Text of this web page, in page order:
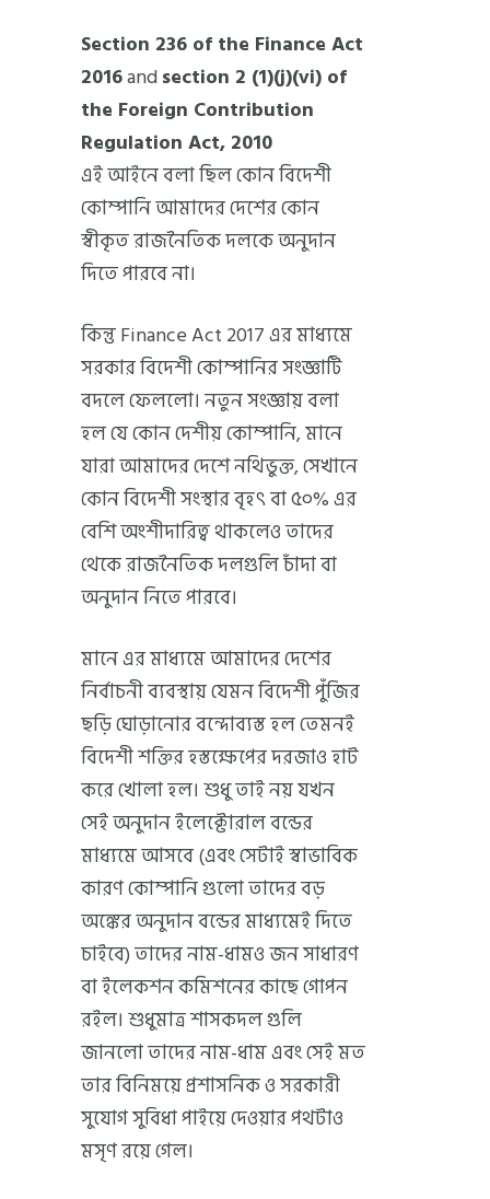
Section 236 of the Finance Act
2016andsection 2 (1)(j)(vi) of
the Foreign Contribution
Regulation Act, 2010
এই আইনে বলা ছিল কোন বিদেশী
কোম্পানি আমাদের দেশের কোন
স্বীকৃত রাজনৈতিক দলকে অনুদান
দিতে পারবে না।
কিন্তু Finance Act 2017 এর মাধ্যমে
সরকার বিদেশী কোম্পানির সংজ্ঞাটি
বদলে ফেললো। নতুন সংজ্ঞায় বলা
হল যে কোন দেশীয় কোম্পানি, মানে
যারা আমাদের দেশে নথিভুক্ত, সেখানে
কোন বিদেশী সংস্থার বৃহৎ বা ৫০% এর
বেশি অংশীদারিত্ব থাকলেও তাদের
থেকে রাজনৈতিক দলগুলি চাঁদা বা
অনুদান নিতে পারবে।
মানে এর মাধ্যমে আমাদের দেশের
নির্বাচনী ব্যবস্থায় যেমন বিদেশী পুঁজির
ছড়ি ঘোড়ানোর বন্দোব্যস্ত হল তেমনই
বিদেশী শক্তির হস্তক্ষেপের দরজাও হাট
করে খোলা হল। শুধু তাই নয় যখন
সেই অনুদান ইলেক্টোরাল বন্ডের
মাধ্যমে আসবে (এবং সেটাই স্বাভাবিক
কারণ কোম্পানি গুলো তাদের বড়
অঙ্কের অনুদান বন্ডের মাধ্যমেই দিতে
চাইবে) তাদের নাম-ধামও জন সাধারণ
বা ইলেকশন কমিশনের কাছে গোপন
রইল। শুধুমাত্র শাসকদল গুলি
জানলো তাদের নাম-ধাম এবং সেই মত
তার বিনিময়ে প্রশাসনিক ও সরকারী
সুযোগ সুবিধা পাইয়ে দেওয়ার পথটাও
মসৃণ রয়ে গেল।